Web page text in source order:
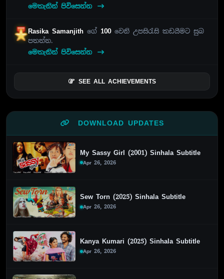
මෙතැනින් පිවිසෙන්න
Rasika Samanjithගේ 100වෙනි උපසිරැසි කඩයීමට සුබ
පතන්න.
මෙතැනින් පිවිසෙන්න
SEE ALL ACHIEVEMENTS
DOWNLOAD UPDATES
My Sassy Girl (2001) Sinhala Subtitle
Apr 26, 2026
Sew Torn (2025) Sinhala Subtitle
Apr 26, 2026
Kanya Kumari (2025) Sinhala Subtitle
Apr 26, 2026